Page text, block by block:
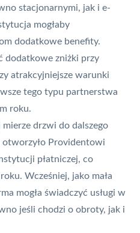
stacjonarnymi, jak i e-
mogłaby
dodatkowe benefity.
dodatkowe zniżki przy
atrakcyjniejsze warunki
tego typu partnerstwa
roku.
drzwi do dalszego
otworzyło Providentowi
płatniczej, co
Wcześniej, jako mała
mogła świadczyć usługi w
jeśli chodzi o obroty, jak i